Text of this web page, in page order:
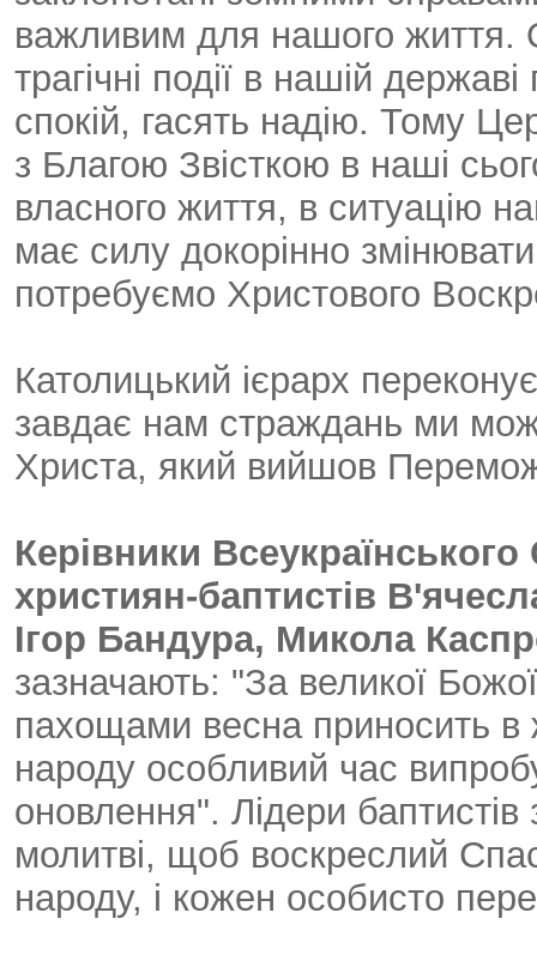
важливим для нашого життя.
трагічні події в нашій
спокій, гасять надію. Тому
з Благою Звісткою в наші
власного життя, в ситуацію
має силу докорінно
потребуємо Христового
Католицький ієрарх
завдає нам страждань ми
Христа, який вийшов
Керівники
християн-баптистів
Ігор Бандура, Микола
зазначають: "За великої
пахощами весна приносить в
народу особливий час
оновлення". Лідери
молитві, щоб воскреслий
народу, і кожен особисто